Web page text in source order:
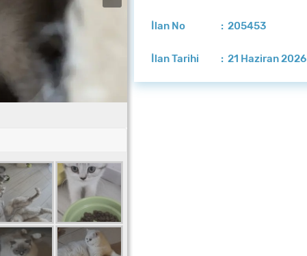
İlan No : 205453
İlan Tarihi : 21 Haziran 2026